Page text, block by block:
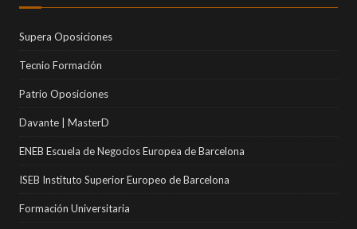
Supera Oposiciones
Tecnio Formación
Patrio Oposiciones
Davante | MasterD
ENEB Escuela de Negocios Europea de Barcelona
ISEB Instituto Superior Europeo de Barcelona
Formación Universitaria